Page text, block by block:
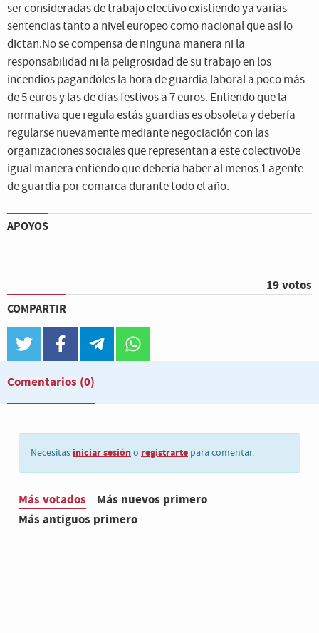
ser consideradas de trabajo efectivo existiendo ya varias
sentencias tanto a nivel europeo como nacional que así lo
dictan.No se compensa de ninguna manera ni la
responsabilidad ni la peligrosidad de su trabajo en los
incendios pagandoles la hora de guardia laboral a poco más
de 5 euros y las de días festivos a 7 euros. Entiendo que la
normativa que regula estás guardias es obsoleta y debería
regularse nuevamente mediante negociación con las
organizaciones sociales que representan a este colectivoDe
igual manera entiendo que debería haber al menos 1 agente
de guardia por comarca durante todo el año.
APOYOS
19 votos
COMPARTIR
twitter facebook telegram
Comentarios (0)
Necesitas iniciar sesióno registrarte para comentar.
Más votados
Más nuevos primero
Más antiguos primero